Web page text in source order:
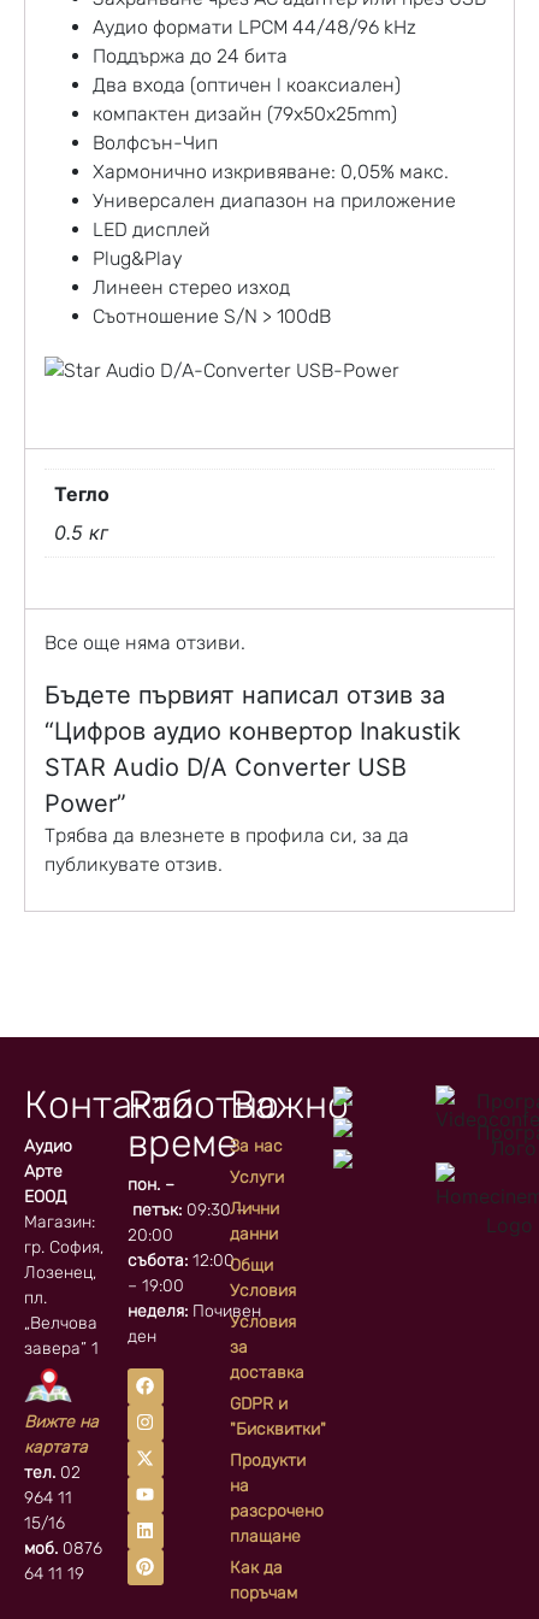
Аудио формати LPCM 44/48/96 kHz
Поддържа до 24 бита
Два входа (оптичен l коаксиален)
компактен дизайн (79x50x25mm)
Волфсън-Чип
Хармонично изкривяване: 0,05% макс.
Универсален диапазон на приложение
LED дисплей
Plug&Play
Линеен стерео изход
Съотношение S/N > 100dB
Тегло
0.5 кг
Все още няма отзиви.
Бъдете първият написал отзив за
“Цифров аудио конвертор Inakustik
STAR Audio D/A Converter USB
Power”
Трябва да влезнете в профила си, за да
публикувате отзив.
Контакти
Аудио
Арте
ЕООД
Магазин:
гр. София, кв.
Лозенец,
пл.
„Велчова
завера” 1
Вижте на
картата
тел. 02
964 11
15/16
моб. 0876
64 11 19
Работно
време
пон. –
петък:09:30 –
20:00
събота:12:00
– 19:00
неделя:Почивен
ден
Важно
За нас
Услуги
Лични
данни
Общи
Условия
Условия
за
доставка
GDPR и
"Бисквитки"
Продукти
на
разсрочено
плащане
Как да
поръчам